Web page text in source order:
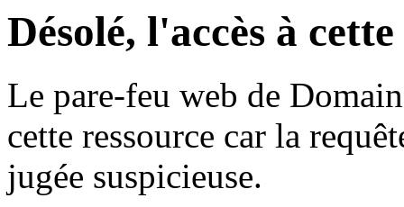
Désolé, l'accès à
Le pare-feu web de
cette ressource car la
jugée suspicieuse.